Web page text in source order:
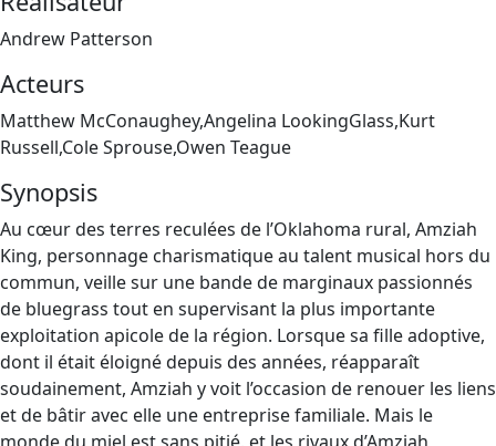
Andrew Patterson
Acteurs
Matthew McConaughey,Angelina LookingGlass,Kurt
Russell,Cole Sprouse,Owen Teague
Synopsis
Au cœur des terres reculées de l’Oklahoma rural, Amziah
King, personnage charismatique au talent musical hors du
commun, veille sur une bande de marginaux passionnés
de bluegrass tout en supervisant la plus importante
exploitation apicole de la région. Lorsque sa fille adoptive,
dont il était éloigné depuis des années, réapparaît
soudainement, Amziah y voit l’occasion de renouer les liens
et de bâtir avec elle une entreprise familiale. Mais le